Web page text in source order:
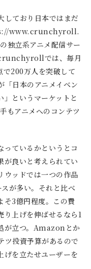
しており日本ではまだ
www.crunchyroll.
立系アニメ配信サー
crunchyrollでは、毎月
で200万人を突破して
「日本のアニメイベン
」というマーケットと
アニメへのコンテツ
っているかというとコ
が良いと考えられてい
ウッドでは一つの作品
が多い。それと比べ
そ3億円程度。この費
り上げを伸ばせるなら1
が立つ。Amazonとか
ツ投資予算があるので
げを立たせユーザーを